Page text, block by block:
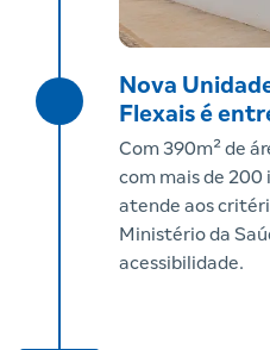
Nova
Flexais é
Com 390m² de
com mais de 200
atende aos
Ministério da
acessibilidade.